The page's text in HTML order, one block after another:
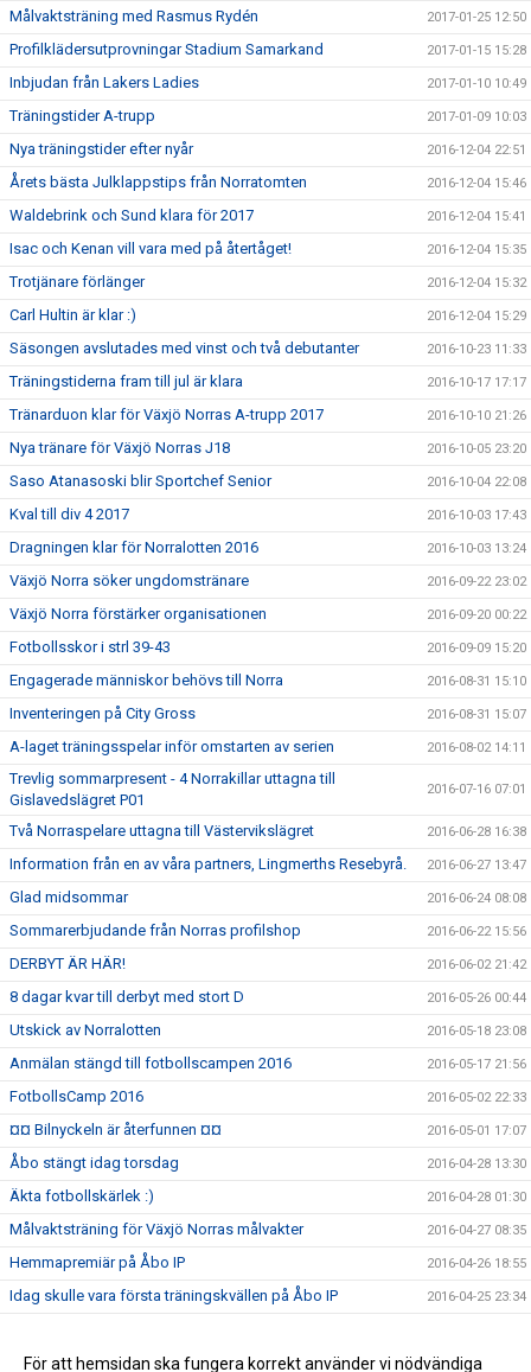
Målvaktsträning med Rasmus Rydén 2017-01-25 12:50
Profilklädersutprovningar Stadium Samarkand 2017-01-15 15:28
Inbjudan från Lakers Ladies 2017-01-10 10:49
Träningstider A-trupp 2017-01-09 10:03
Nya träningstider efter nyår 2016-12-04 22:51
Årets bästa Julklappstips från Norratomten 2016-12-04 15:46
Waldebrink och Sund klara för 2017 2016-12-04 15:41
Isac och Kenan vill vara med på återtåget! 2016-12-04 15:35
Trotjänare förlänger 2016-12-04 15:32
Carl Hultin är klar :) 2016-12-04 15:29
Säsongen avslutades med vinst och två debutanter 2016-10-23 11:33
Träningstiderna fram till jul är klara 2016-10-17 17:17
Tränarduon klar för Växjö Norras A-trupp 2017 2016-10-10 21:26
Nya tränare för Växjö Norras J18 2016-10-05 23:20
Saso Atanasoski blir Sportchef Senior 2016-10-04 22:08
Kval till div 4 2017 2016-10-03 17:43
Dragningen klar för Norralotten 2016 2016-10-03 13:24
Växjö Norra söker ungdomstränare 2016-09-22 23:02
Växjö Norra förstärker organisationen 2016-09-20 00:22
Fotbollsskor i strl 39-43 2016-09-09 15:20
Engagerade människor behövs till Norra 2016-08-31 15:10
Inventeringen på City Gross 2016-08-31 15:07
A-laget träningsspelar inför omstarten av serien 2016-08-02 14:11
Trevlig sommarpresent - 4 Norrakillar uttagna till
Gislavedslägret P01
2016-07-16 07:01
Två Norraspelare uttagna till Västervikslägret 2016-06-28 16:38
Information från en av våra partners, Lingmerths Resebyrå. 2016-06-27 13:47
Glad midsommar 2016-06-24 08:08
Sommarerbjudande från Norras profilshop 2016-06-22 15:56
DERBYT ÄR HÄR! 2016-06-02 21:42
8 dagar kvar till derbyt med stort D 2016-05-26 00:44
Utskick av Norralotten 2016-05-18 23:08
Anmälan stängd till fotbollscampen 2016 2016-05-17 21:56
FotbollsCamp 2016 2016-05-02 22:33
¤¤ Bilnyckeln är återfunnen ¤¤ 2016-05-01 17:07
Åbo stängt idag torsdag 2016-04-28 13:30
Äkta fotbollskärlek :) 2016-04-28 01:30
Målvaktsträning för Växjö Norras målvakter 2016-04-27 08:35
Hemmapremiär på Åbo IP 2016-04-26 18:55
Idag skulle vara första träningskvällen på Åbo IP 2016-04-25 23:34
Utprovning av profilkläder Stadium 2016-02-10 11:07
För att hemsidan ska fungera korrekt använder vi nödvändiga